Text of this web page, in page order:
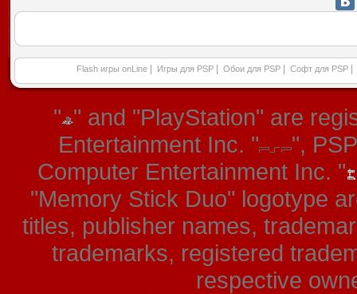
Flash игры onLine Игры для PSP Обои для PSP Софт для PSP
" " and "PlayStation" are
Entertainment Inc. "
",
Computer Entertainment Inc. "
"Memory Stick Duo" logotype
titles, publisher names,
trademarks, registered
respective